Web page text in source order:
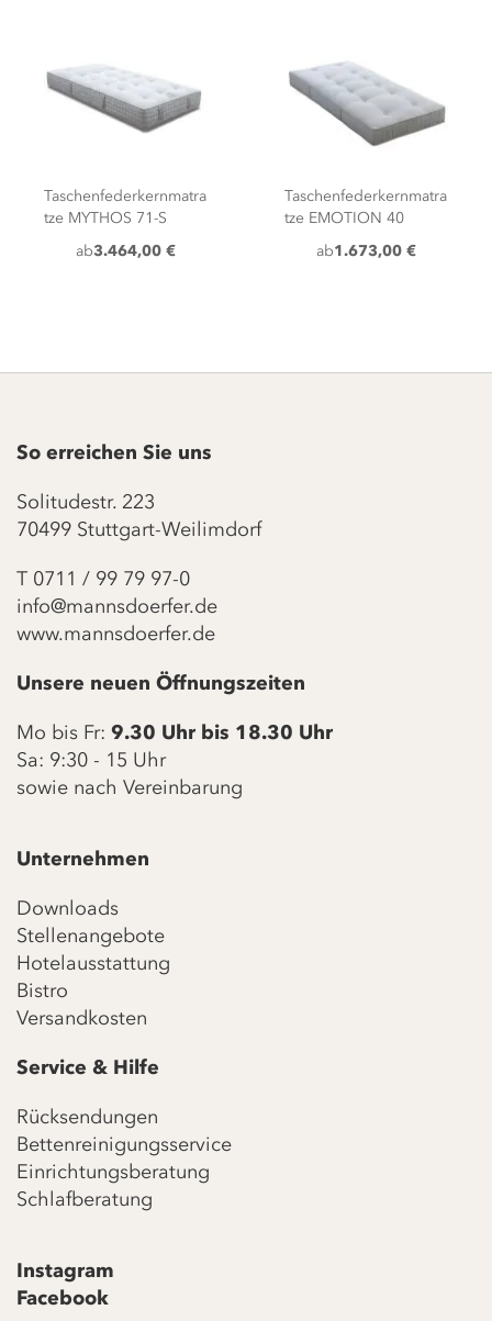
Taschenfederkernmatra
tze MYTHOS 71-S
ab3.464,00 €
Taschenfederkernmatra
tze EMOTION 40
ab1.673,00 €
So erreichen Sie uns
Solitudestr. 223
70499 Stuttgart-Weilimdorf
T 0711 / 99 79 97-0
info@mannsdoerfer.de
www.mannsdoerfer.de
Unsere neuen Öffnungszeiten
Mo bis Fr: 9.30 Uhr bis 18.30 Uhr
Sa: 9:30 - 15 Uhr
sowie nach Vereinbarung
Unternehmen
Downloads
Stellenangebote
Hotelausstattung
Bistro
Versandkosten
Service & Hilfe
Rücksendungen
Bettenreinigungsservice
Einrichtungsberatung
Schlafberatung
Instagram
Facebook